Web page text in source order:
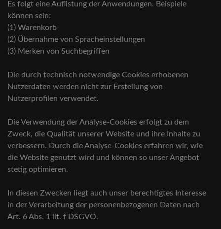
Es folgt eine Auflistung der Anwendungen. Beispiele
können sein:
(1) Warenkorb
(2) Übernahme von Spracheinstellungen
(3) Merken von Suchbegriffen
Die durch technisch notwendige Cookies erhobenen
Nutzerdaten werden nicht zur Erstellung von
Nutzerprofilen verwendet.
Die Verwendung der Analyse-Cookies erfolgt zu dem
Zweck, die Qualität unserer Website und ihre Inhalte zu
verbessern. Durch die Analyse-Cookies erfahren wir, wie
die Website genutzt wird und können so unser Angebot
stetig optimieren.
In diesen Zwecken liegt auch unser berechtigtes Interesse
in der Verarbeitung der personenbezogenen Daten nach
Art. 6 Abs. 1 lit. f DSGVO.